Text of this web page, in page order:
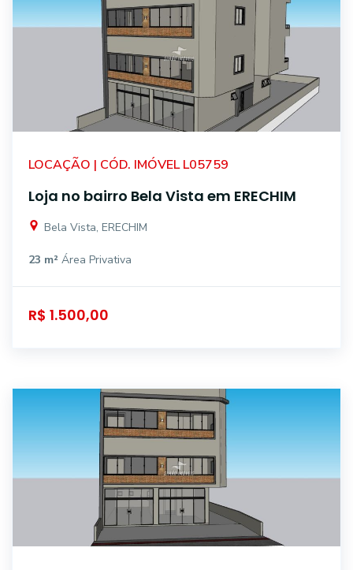
LOCAÇÃO | CÓD. IMÓVEL L05759
Loja no bairro Bela Vista em ERECHIM
Bela Vista, ERECHIM
23 m² Área Privativa
R$ 1.500,00